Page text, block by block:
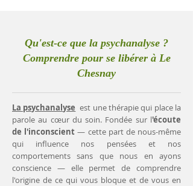
Qu'est-ce que la psychanalyse ?
Comprendre pour se libérer à Le
Chesnay
La psychanalyse est une thérapie qui place la
parole au cœur du soin. Fondée sur l'écoute
de l'inconscient— cette part de nous-même
qui influence nos pensées et nos
comportements sans que nous en ayons
conscience — elle permet de comprendre
l'origine de ce qui vous bloque et de vous en